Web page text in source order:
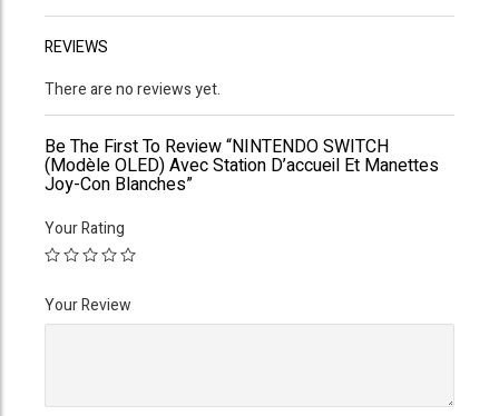
REVIEWS
There are no reviews yet.
Be The First To Review “NINTENDO SWITCH
(modèle OLED) Avec Station D’accueil Et Manettes
Joy-Con Blanches”
Your Rating
Your Review